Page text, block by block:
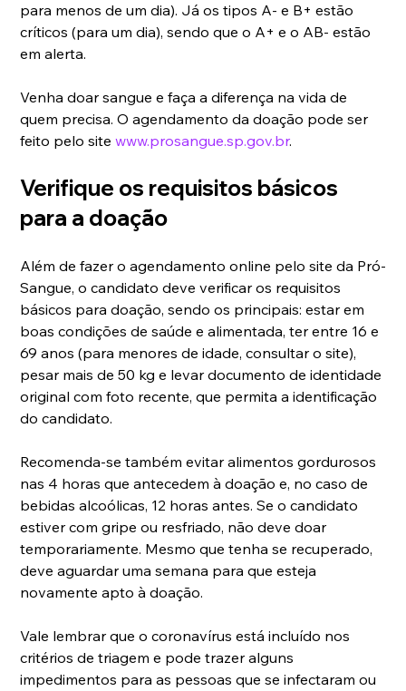
para menos de um dia). Já os tipos A- e B+ estão
críticos (para um dia), sendo que o A+ e o AB- estão
em alerta.
Venha doar sangue e faça a diferença na vida de
quem precisa. O agendamento da doação pode ser
feito pelo site www.prosangue.sp.gov.br.
Verifique os requisitos básicos
para a doação
Além de fazer o agendamento online pelo site da Pró-
Sangue, o candidato deve verificar os requisitos
básicos para doação, sendo os principais: estar em
boas condições de saúde e alimentada, ter entre 16 e
69 anos (para menores de idade, consultar o site),
pesar mais de 50 kg e levar documento de identidade
original com foto recente, que permita a identificação
do candidato.
Recomenda-se também evitar alimentos gordurosos
nas 4 horas que antecedem à doação e, no caso de
bebidas alcoólicas, 12 horas antes. Se o candidato
estiver com gripe ou resfriado, não deve doar
temporariamente. Mesmo que tenha se recuperado,
deve aguardar uma semana para que esteja
novamente apto à doação.
Vale lembrar que o coronavírus está incluído nos
critérios de triagem e pode trazer alguns
impedimentos para as pessoas que se infectaram ou